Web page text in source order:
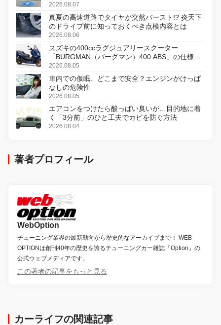
2026.08.07
真夏の高速道路でタイヤが突然バースト!? 炎天下
のドライブ前に知っておくべき点検内容とは
2026.08.06
スズキの400ccラグジュアリースクーター
「BURGMAN（バーグマン）400 ABS」の仕様を
変更し、8月18日に発売
2026.08.05
車内での仮眠、どこまで安全？エンジンかけっぱ
なしの危険性
2026.08.05
エアコンをつけたら酸っぱい臭いが…目的地に着
く「3分前」のひと工夫でカビを防ぐ方法
2026.08.04
著者プロフィール
WebOption
チューニング業界の最新動向から歴史的なアーカイブまで！ WEB
OPTIONは創刊40年の歴史を誇るチューニングカー雑誌『Option』の
公式ウェブメディアです。
この著者の記事をもっと見る
カーライフの関連記事